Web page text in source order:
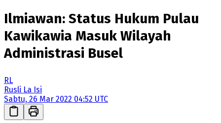
Ilmiawan: Status Hukum Pulau
Kawikawia Masuk Wilayah
Administrasi Busel
RL
Rusli La Isi
Sabtu, 26 Mar 2022 04:52 UTC